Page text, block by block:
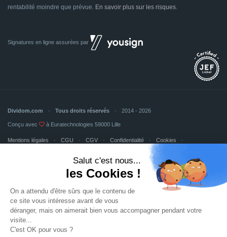
rentabilité moindre que prévue. En savoir plus sur les risques
Signatures en ligne assurées par
Dividom.com Tous droits réservés 2014 - 2026
Conçu avec à Euratechnologies 59000 Lille
Mentions légales CGU CGV Confidentialité Cookies